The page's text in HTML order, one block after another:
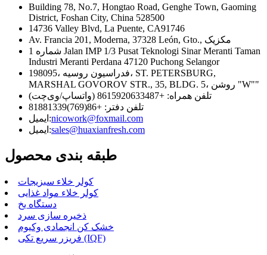
Building 78, No.7, Hongtao Road, Genghe Town, Gaoming
District, Foshan City, China 528500
14736 Valley Blvd, La Puente, CA91746
Av. Francia 201, Moderna, 37328 León, Gto., مکزیک
شماره 1 Jalan IMP 1/3 Pusat Teknologi Sinar Meranti Taman
Industri Meranti Perdana 47120 Puchong Selangor
198095، فدراسیون روسیه، ST. PETERSBURG,
MARSHAL GOVOROV STR., 35, BLDG. 5، روشن "W""
تلفن همراه: +8615920633487 (واتساپ/وی‌چت)
تلفن دفتر: +86(769)81881339
ایمیل:nicowork@foxmail.com
ایمیل:sales@huaxianfresh.com
طبقه بندی محصول
کولر خلاء سبزیجات
کولر خلاء مواد غذایی
دستگاه یخ
ذخیره سازی سرد
خشک کن انجمادی وکیوم
فریزر سریع تکی (IQF)